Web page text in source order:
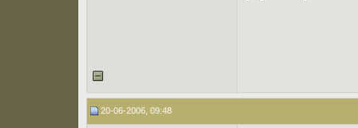
20-06-2006, 09:48